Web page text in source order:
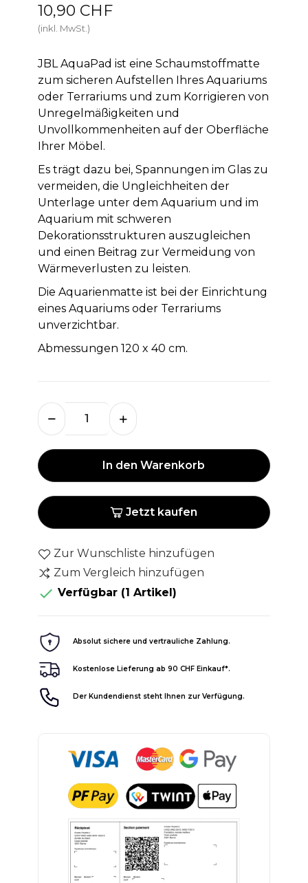
10,90 CHF
(inkl. MwSt.)
JBL AquaPad ist eine Schaumstoffmatte
zum sicheren Aufstellen Ihres Aquariums
oder Terrariums und zum Korrigieren von
Unregelmäßigkeiten und
Unvollkommenheiten auf der Oberfläche
Ihrer Möbel.
Es trägt dazu bei, Spannungen im Glas zu
vermeiden, die Ungleichheiten der
Unterlage unter dem Aquarium und im
Aquarium mit schweren
Dekorationsstrukturen auszugleichen
und einen Beitrag zur Vermeidung von
Wärmeverlusten zu leisten.
Die Aquarienmatte ist bei der Einrichtung
eines Aquariums oder Terrariums
unverzichtbar.
Abmessungen 120 x 40 cm.
In den Warenkorb
Jetzt kaufen
Zur Wunschliste hinzufügen
Zum Vergleich hinzufügen
 Verfügbar (1 Artikel)
Absolut sichere und vertrauliche Zahlung.
Kostenlose Lieferung ab 90 CHF Einkauf*.
Der Kundendienst steht Ihnen zur Verfügung.